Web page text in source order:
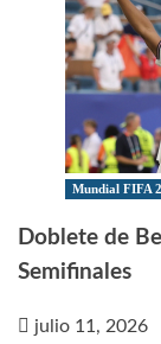
Mundial FIFA
Doblete de
Semifinales
julio 11, 2026